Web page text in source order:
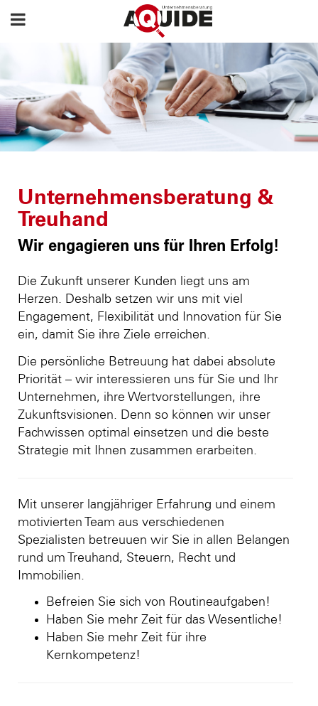
Unternehmensberatung &
Treuhand
Wir engagieren uns für Ihren Erfolg!
Die Zukunft unserer Kunden liegt uns am
Herzen. Deshalb setzen wir uns mit viel
Engagement, Flexibilität und Innovation für Sie
ein, damit Sie ihre Ziele erreichen.
Die persönliche Betreuung hat dabei absolute
Priorität – wir interessieren uns für Sie und Ihr
Unternehmen, ihre Wertvorstellungen, ihre
Zukunftsvisionen. Denn so können wir unser
Fachwissen optimal einsetzen und die beste
Strategie mit Ihnen zusammen erarbeiten.
Mit unserer langjähriger Erfahrung und einem
motivierten Team aus verschiedenen
Spezialisten betreuuen wir Sie in allen Belangen
rund um Treuhand, Steuern, Recht und
Immobilien.
Befreien Sie sich von Routineaufgaben!
Haben Sie mehr Zeit für das Wesentliche!
Haben Sie mehr Zeit für ihre
Kernkompetenz!